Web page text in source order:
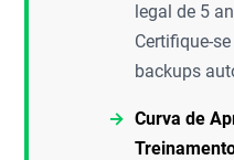
legal de 5
Certifique-
backups
Curva de